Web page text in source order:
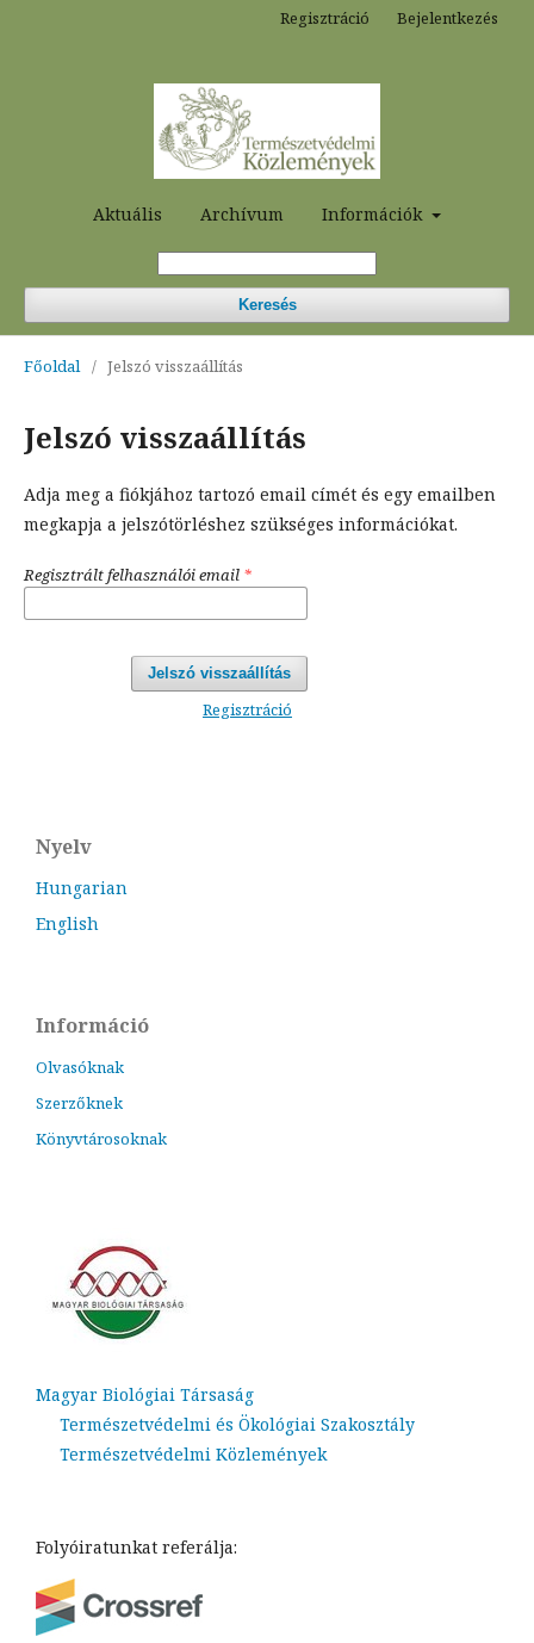
Aktuális Archívum Információk
Keresés
Regisztráció Bejelentkezés
Főoldal / Jelszó visszaállítás
Jelszó visszaállítás
Adja meg a fiókjához tartozó email címét és egy emailben
megkapja a jelszótörléshez szükséges információkat.
Regisztrált felhasználói email *
Jelszó visszaállítás
Regisztráció
Nyelv
Hungarian
English
Információ
Olvasóknak
Szerzőknek
Könyvtárosoknak
Magyar Biológiai Társaság
Természetvédelmi és Ökológiai Szakosztály
Természetvédelmi Közlemények
Folyóiratunkat referálja: